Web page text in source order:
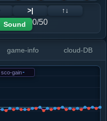
>|
↑↓
Sound 0/50
game-info cloud-DB
sco-gain-